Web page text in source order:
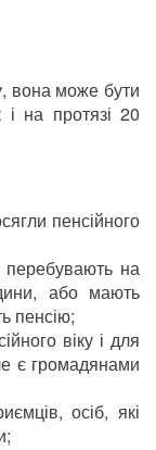
вона може бути
на протязі 20
пенсійного
перебувають на
або мають
пенсію;
віку і для
є громадянами
осіб, які